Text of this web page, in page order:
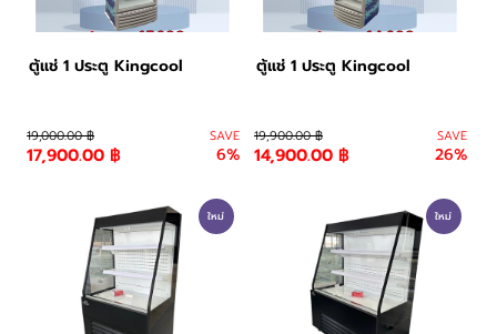
ตู้แช่ 1 ประตู Kingcool
19,000.00 ฿
17,900.00 ฿
SAVE
6%
ตู้แช่ 1 ประตู Kingcool
19,900.00 ฿
14,900.00 ฿
SAVE
26%
ใหม่ ใหม่